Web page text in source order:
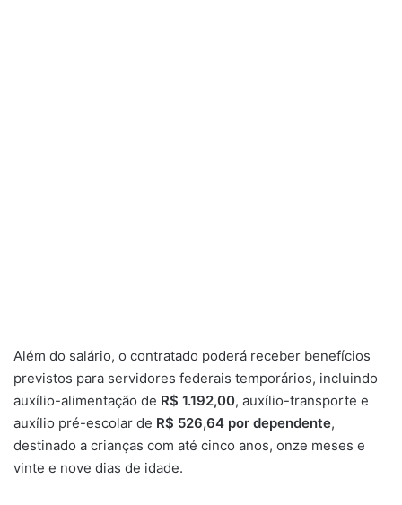
Além do salário, o contratado poderá receber benefícios
previstos para servidores federais temporários, incluindo
auxílio-alimentação de R$ 1.192,00, auxílio-transporte e
auxílio pré-escolar de R$ 526,64 por dependente,
destinado a crianças com até cinco anos, onze meses e
vinte e nove dias de idade.